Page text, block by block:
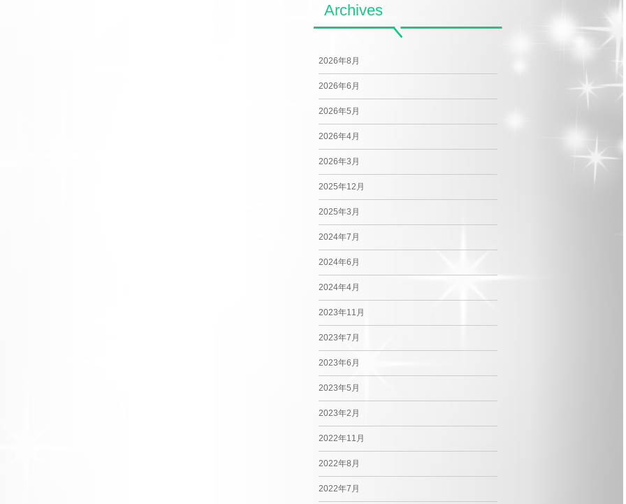
Archives
2026年8月
2026年6月
2026年5月
2026年4月
2026年3月
2025年12月
2025年3月
2024年7月
2024年6月
2024年4月
2023年11月
2023年7月
2023年6月
2023年5月
2023年2月
2022年11月
2022年8月
2022年7月